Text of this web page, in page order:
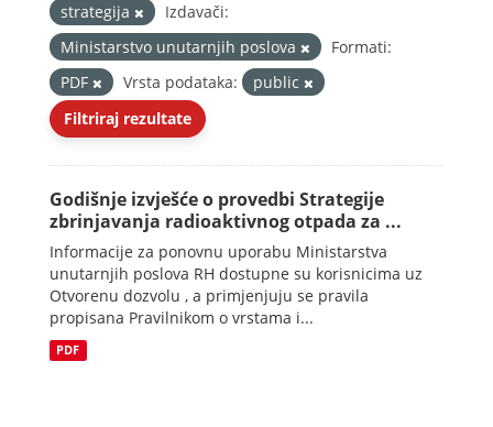
strategija
Izdavači:
Ministarstvo unutarnjih poslova
Formati:
PDF
Vrsta podataka:
public
Filtriraj rezultate
Godišnje izvješće o provedbi Strategije
zbrinjavanja radioaktivnog otpada za ...
Informacije za ponovnu uporabu Ministarstva
unutarnjih poslova RH dostupne su korisnicima uz
Otvorenu dozvolu , a primjenjuju se pravila
propisana Pravilnikom o vrstama i...
PDF